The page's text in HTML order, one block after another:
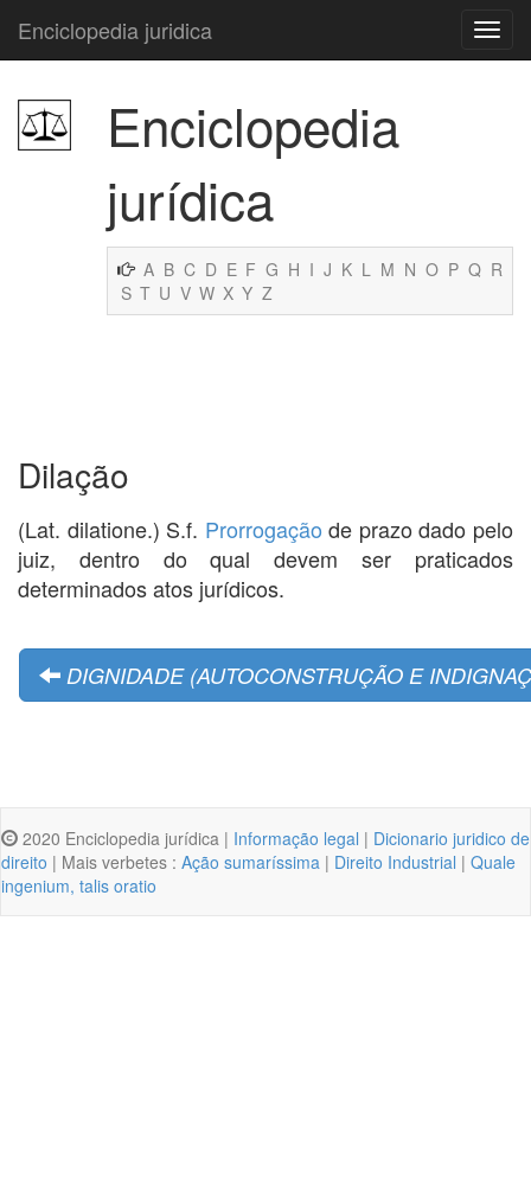
Enciclopedia juridica
Enciclopedia
jurídica
A B C D E F G H I J K L M N O P Q R
S T U V W X Y Z
Dilação
(Lat. dilatione.) S.f. Prorrogação de prazo dado pelo
juiz, dentro do qual devem ser praticados
determinados atos jurídicos.
DIGNIDADE (AUTOCONSTRUÇÃO E
2020 Enciclopedia jurídica | Informação legal | Dicionario juridico de
direito | Mais verbetes : Ação sumaríssima | Direito Industrial | Quale
ingenium, talis oratio